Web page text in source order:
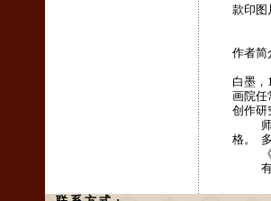
款印图
作者简
白墨，
画院任
创作研
师从
格。
《中
有千